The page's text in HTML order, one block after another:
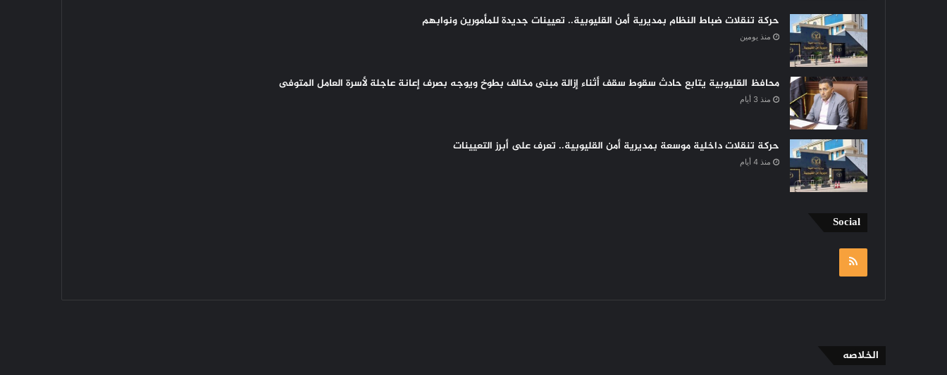
حركة تنقلات ضباط النظام بمديرية أمن القليوبية.. تعيينات جديدة للمأمورين ونوابهم
منذ يومين
محافظ القليوبية يتابع حادث سقوط سقف أثناء إزالة مبنى مخالف بطوخ ويوجه بصرف إعانة عاجلة لأسرة العامل المتوفى
منذ 3 أيام
حركة تنقلات داخلية موسعة بمديرية أمن القليوبية.. تعرف على أبرز التعيينات
منذ 4 أيام
Social
RSS
الخلاصه